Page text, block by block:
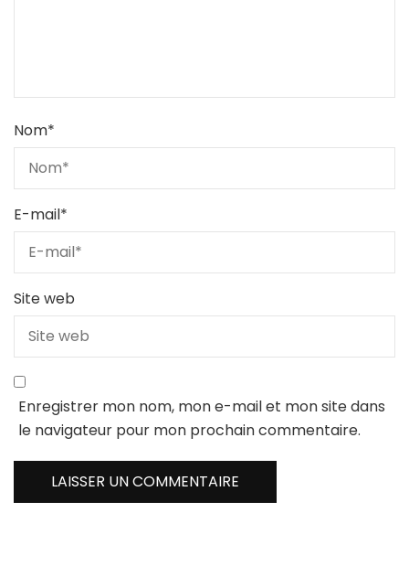
Nom*
E-mail*
Site web
Enregistrer mon nom, mon e-mail et mon site dans
le navigateur pour mon prochain commentaire.